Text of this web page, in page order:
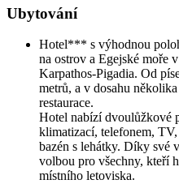
Ubytování
Hotel*** s výhodnou
na ostrov a Egejské moře
Karpathos-Pigadia. Od
metrů, a v dosahu
restaurace.
Hotel nabízí dvoulůžkové
klimatizací, telefonem,
bazén s lehátky. Díky své
volbou pro všechny, kteří
místního letoviska.